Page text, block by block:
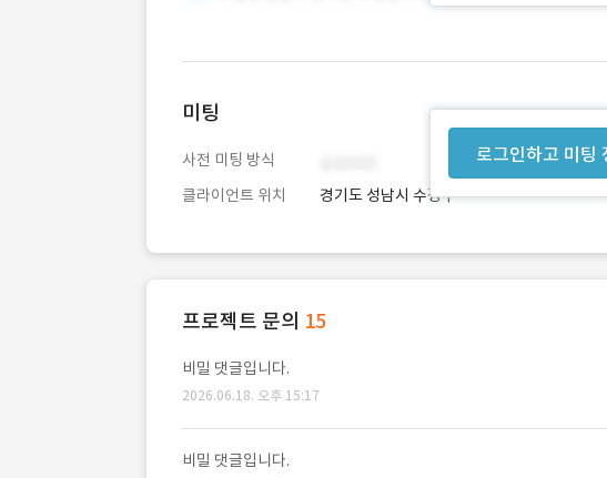
로그인하고 미팅
미팅
사전 미팅 방식
클라이언트 위치
경기도 성남시 수정구
프로젝트 문의 15
비밀 댓글입니다.
2026.06.18. 오후 15:17
비밀 댓글입니다.